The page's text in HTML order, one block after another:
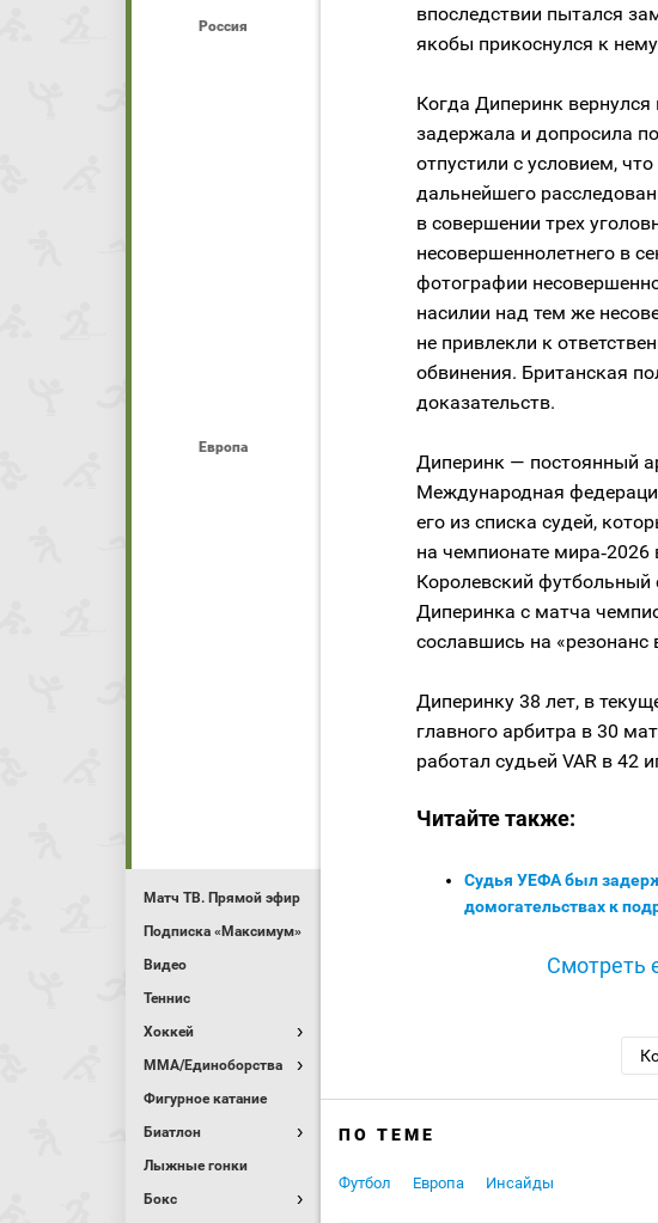
Россия
Европа
Матч ТВ. Прямой эфир
Подписка «Максимум»
Видео
Теннис
Хоккей
MMA/Единоборства
Фигурное катание
Биатлон
Лыжные гонки
Бокс
впоследствии пытался
якобы прикоснулся к
Когда Диперинк вернулся
задержала и допросила
отпустили с условием,
дальнейшего
в совершении трех
несовершеннолетнего в
фотографии
насилии над тем же
не привлекли к
обвинения. Британская
доказательств.
Диперинк — постоянный
Международная
его из списка судей,
на чемпионате
Королевский футбольный
Диперинка с матча
сославшись на
Диперинку 38 лет, в
главного арбитра в 30
работал судьей VAR в 42
Читайте также:
Судья УЕФА был
домогательствах к
Смотреть
ПО ТЕМЕ
Футбол Европа Инсайды